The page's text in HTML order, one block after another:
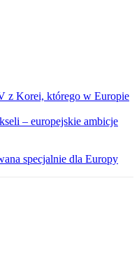
z Korei, którego w Europie
– europejskie ambicje
specjalnie dla Europy